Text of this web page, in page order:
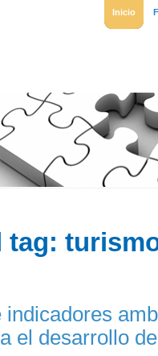
Inicio
tag:
indicadores
el desarrollo